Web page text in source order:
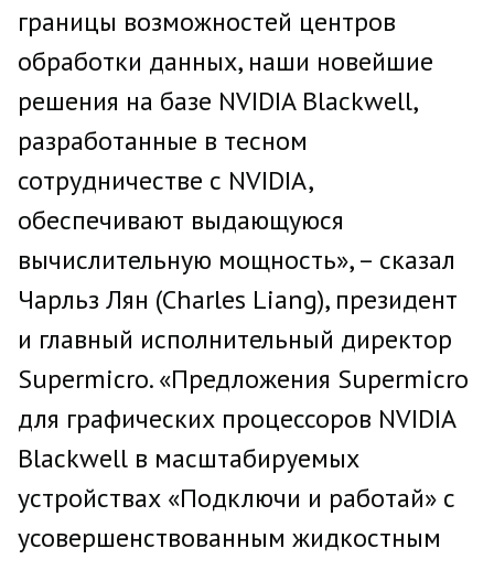
границы возможностей центров
обработки данных, наши новейшие
решения на базе NVIDIA Blackwell,
разработанные в тесном
сотрудничестве с NVIDIA,
обеспечивают выдающуюся
вычислительную мощность», – сказал
Чарльз Лян (Charles Liang), президент
и главный исполнительный директор
Supermicro. «Предложения Supermicro
для графических процессоров NVIDIA
Blackwell в масштабируемых
устройствах «Подключи и работай» с
усовершенствованным жидкостным